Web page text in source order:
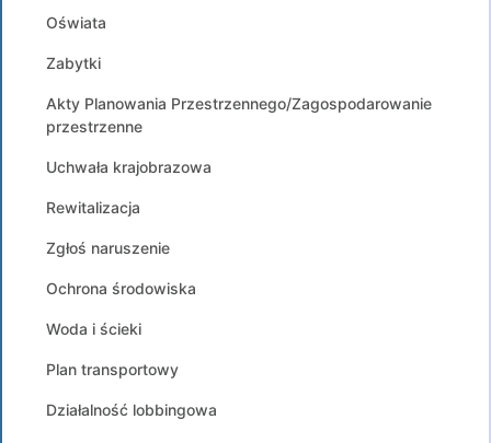
Oświata
Zabytki
Akty Planowania Przestrzennego/Zagospodarowanie
przestrzenne
Uchwała krajobrazowa
Rewitalizacja
Zgłoś naruszenie
Ochrona środowiska
Woda i ścieki
Plan transportowy
Działalność lobbingowa